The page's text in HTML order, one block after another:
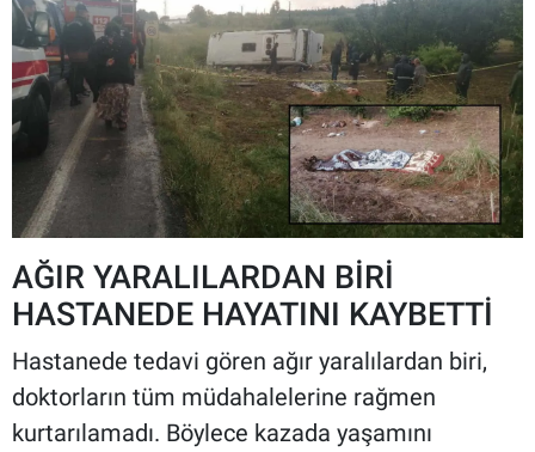
AĞIR YARALILARDAN BİRİ
HASTANEDE HAYATINI KAYBETTİ
Hastanede tedavi gören ağır yaralılardan biri,
doktorların tüm müdahalelerine rağmen
kurtarılamadı. Böylece kazada yaşamını